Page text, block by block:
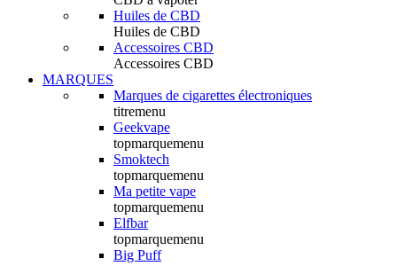
Huiles de CBD
Huiles de CBD
Accessoires CBD
Accessoires CBD
MARQUES
Marques de cigarettes électroniques
titremenu
Geekvape
topmarquemenu
Smoktech
topmarquemenu
Ma petite vape
topmarquemenu
Elfbar
topmarquemenu
Big Puff